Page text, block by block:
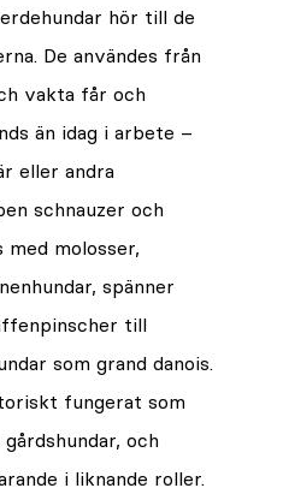
hör till de
De användes från
vakta får och
än idag i arbete –
eller andra
schnauzer och
med molosser,
spänner
till
som grand danois.
fungerat som
och
i liknande roller.